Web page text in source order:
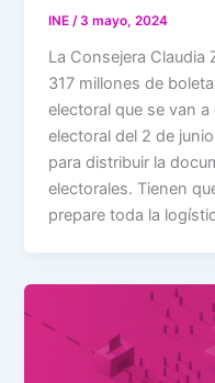
INE/3 mayo, 2024
La Consejera Claudia
317 millones de
electoral que se van
electoral del 2 de
para distribuir la
electorales. Tienen
prepare toda la